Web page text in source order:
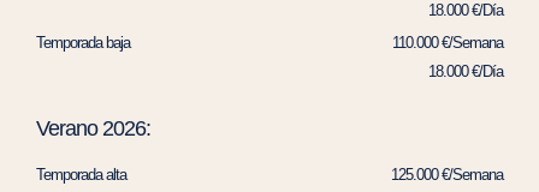
18.000 €/Día
Temporada baja
110.000 €/Semana
18.000 €/Día
Verano 2026:
Temporada alta
125.000 €/Semana